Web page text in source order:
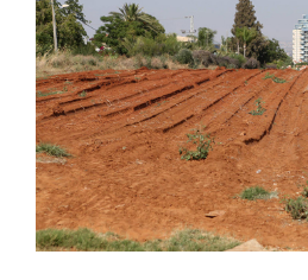
agrandie